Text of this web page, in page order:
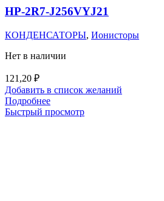
HP-2R7-J256VYJ21
КОНДЕНСАТОРЫ, Ионисторы
Нет в наличии
121,20 ₽
Добавить в список желаний
Подробнее
Быстрый просмотр